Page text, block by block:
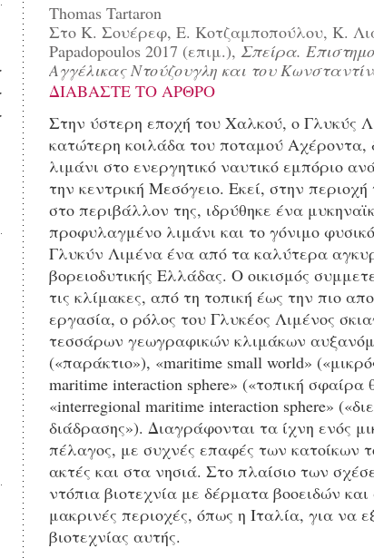
Thomas Tartaron
Στο Κ. Σουέρεφ, Ε. Κοτζαμποπούλου, Κ.
Papadopoulos 2017 (επιμ.), Σπείρα.
Αγγέλικας Ντούζουγλη και του
ΔΙΑΒΑΣΤΕ ΤΟ ΑΡΘΡΟ
Στην ύστερη εποχή του Χαλκού, ο Γλυκύς
κατώτερη κοιλάδα του ποταμού Αχέροντα,
λιμάνι στο ενεργητικό ναυτικό εμπόριο
την κεντρική Μεσόγειο. Εκεί, στην
στο περιβάλλον της, ιδρύθηκε ένα
προφυλαγμένο λιμάνι και το γόνιμο
Γλυκύν Λιμένα ένα από τα καλύτερα
βορειοδυτικής Ελλάδας. Ο οικισμός
τις κλίμακες, από τη τοπική έως την πιο
εργασία, ο ρόλος του Γλυκέος Λιμένος
τεσσάρων γεωγραφικών κλιμάκων
(«παράκτιο»), «maritime small world»
maritime interaction sphere» («τοπική σφαίρα
«interregional maritime interaction sphere»
διάδρασης»). Διαγράφονται τα ίχνη ενός
πέλαγος, με συχνές επαφές των κατοίκων
ακτές και στα νησιά. Στο πλαίσιο των
ντόπια βιοτεχνία με δέρματα βοοειδών
μακρινές περιοχές, όπως η Ιταλία, για να
βιοτεχνίας αυτής.